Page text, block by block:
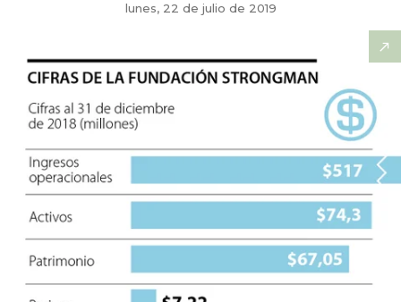
lunes, 22 de julio de 2019